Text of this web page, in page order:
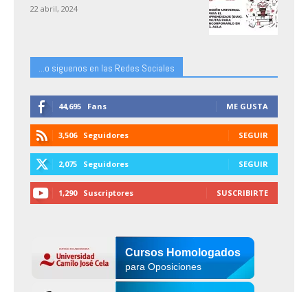
22 abril, 2024
...o siguenos en las Redes Sociales
44,695 Fans ME GUSTA
3,506 Seguidores SEGUIR
2,075 Seguidores SEGUIR
1,290 Suscriptores SUSCRIBIRTE
Cursos Homologados
para Oposiciones